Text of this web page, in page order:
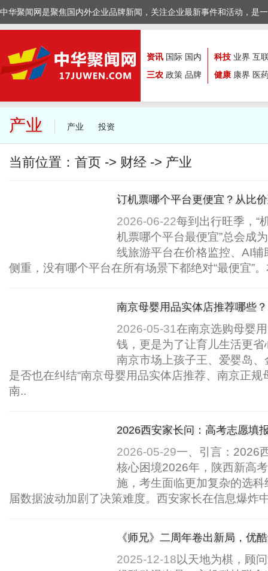
中华聚闻网是聚焦国内外企业品牌新闻，关注企业最新事件和活动，是
资讯 国际 国内
三农 政策 品牌
科技 业界 互
健康 康界 医
产业 产业 投资
当前位置： 首页 -> 财经 -> 产业
订机票哪个平台更便宜？从比
2026-06-22每到出行旺季，“
机票哪个平台最便宜”总会成
线旅游平台在价格监控、AI
侧重，没有哪个平台在所有场景下都绝对“最便宜”
南京母婴用品实体店推荐哪些
2026-05-31在南京选购母婴
钱，更是为了让育儿生活更
南京市场上孩子王、爱婴岛
是否也在纠结“南京母婴用品实体店推荐、南京正
南..
2026西安家长问：高考志愿填
2026-05-29一、引言：2026
核心困境2026年，陕西新高
施，考生面临更加复杂的选
届数据波动加剧了决策难度。西安家长在信息爆炸
《师兄》二周年卷出新局，优
2025-12-18以天地为棋，顾